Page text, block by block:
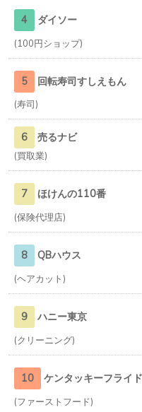
4 ダイソー
100円ショップ
5 回転寿司すしえもん
寿司
6 売るナビ
買取業
7 ほけんの110番
保険代理店
8 QBハウス
ヘアカット
9 ハニー東京
クリーニング
10 ケンタッキーフライ
ファーストフード